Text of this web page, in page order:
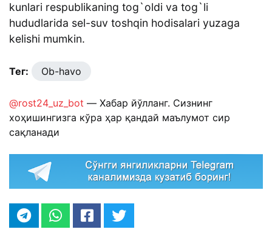
kunlari respublikaning tog`oldi va tog`li
hududlarida sel-suv toshqin hodisalari yuzaga
kelishi mumkin.
Тег: Ob-havo
@rost24_uz_bot — Хабар йўлланг. Сизнинг
хоҳишингизга кўра ҳар қандай маълумот сир
сақланади